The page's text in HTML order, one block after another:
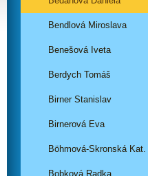
Bendlová Miroslava
Benešová Iveta
Berdych Tomáš
Birner Stanislav
Birnerová Eva
Böhmová-Skronská Kat.
Bobková Radka